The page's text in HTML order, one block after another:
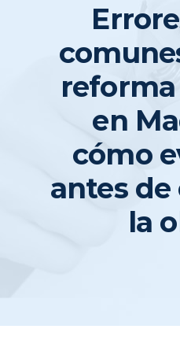
CERRAJEROS
AIRE ACONDICIONADO
CALDERAS Y CALEFACCIÓN
ELECTRODOMÉSTICOS
en
cómo
antes
la